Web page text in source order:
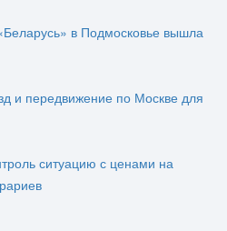
в Подмосковье вышла
и передвижение по Москве для
ситуацию с ценами на